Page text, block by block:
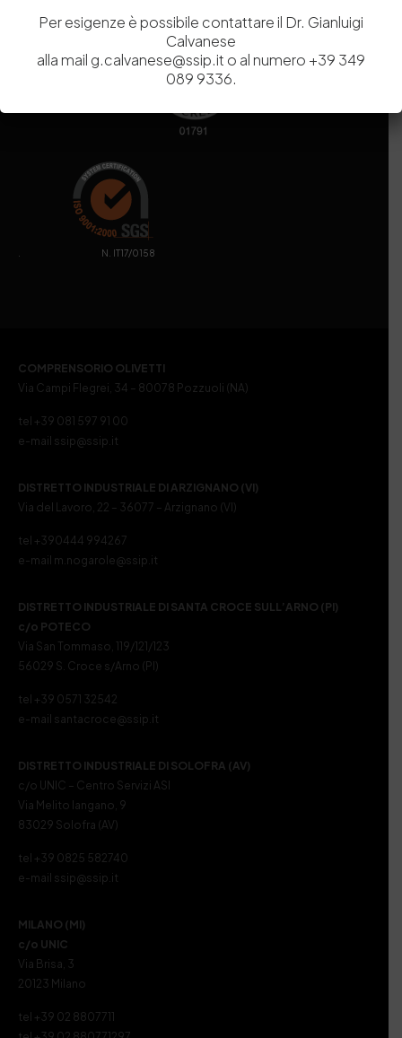
. N. IT17/0158
COMPRENSORIO OLIVETTI
Via Campi Flegrei, 34 – 80078 Pozzuoli (NA)
tel +39 081 597 91 00
e-mail ssip@ssip.it
DISTRETTO INDUSTRIALE DI ARZIGNANO (VI)
Via del Lavoro, 22 – 36077 – Arzignano (VI)
tel +390444 994267
e-mail m.nogarole@ssip.it
DISTRETTO INDUSTRIALE DI SANTA CROCE SULL’ARNO (PI)
c/o POTECO
Via San Tommaso, 119/121/123
56029 S. Croce s/Arno (PI)
tel +39 0571 32542
e-mail santacroce@ssip.it
DISTRETTO INDUSTRIALE DI SOLOFRA (AV)
c/o UNIC – Centro Servizi ASI
Via Melito Iangano, 9
83029 Solofra (AV)
tel +39 0825 582740
e-mail ssip@ssip.it
MILANO (MI)
c/o UNIC
Via Brisa, 3
20123 Milano
tel +39 02 8807711
Per esigenze è possibile contattare il Dr. Gianluigi
Calvanese
alla mail g.calvanese@ssip.it o al numero +39 349
089 9336.